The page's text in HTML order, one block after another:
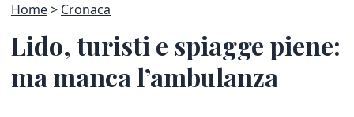
Home Cronaca
Lido, turisti e spiagge piene:
ma manca l’ambulanza